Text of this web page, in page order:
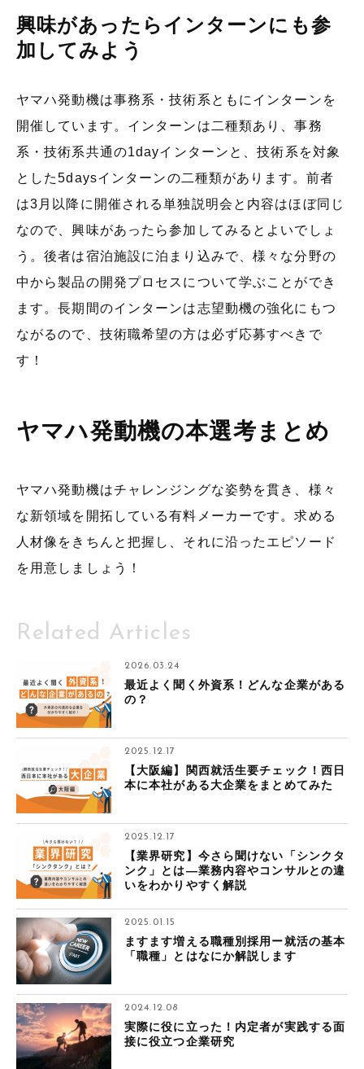
興味があったらインターンにも参
加してみよう
ヤマハ発動機は事務系・技術系ともにインターンを
開催しています。インターンは二種類あり、事務
系・技術系共通の1dayインターンと、技術系を対象
とした5daysインターンの二種類があります。前者
は3月以降に開催される単独説明会と内容はほぼ同じ
なので、興味があったら参加してみるとよいでしょ
う。後者は宿泊施設に泊まり込みで、様々な分野の
中から製品の開発プロセスについて学ぶことができ
ます。長期間のインターンは志望動機の強化にもつ
ながるので、技術職希望の方は必ず応募すべきで
す！
ヤマハ発動機の本選考まとめ
ヤマハ発動機はチャレンジングな姿勢を貫き、様々
な新領域を開拓している有料メーカーです。求める
人材像をきちんと把握し、それに沿ったエピソード
を用意しましょう！
Related Articles
2026.03.24
最近よく聞く外資系！どんな企業がある
の？
2025.12.17
【大阪編】関西就活生要チェック！西日
本に本社がある大企業をまとめてみた
2025.12.17
【業界研究】今さら聞けない「シンクタ
ンク」とは―業務内容やコンサルとの違
いをわかりやすく解説
2025.01.15
ますます増える職種別採用ー就活の基本
「職種」とはなにか解説します
2024.12.08
実際に役に立った！内定者が実践する面
接に役立つ企業研究